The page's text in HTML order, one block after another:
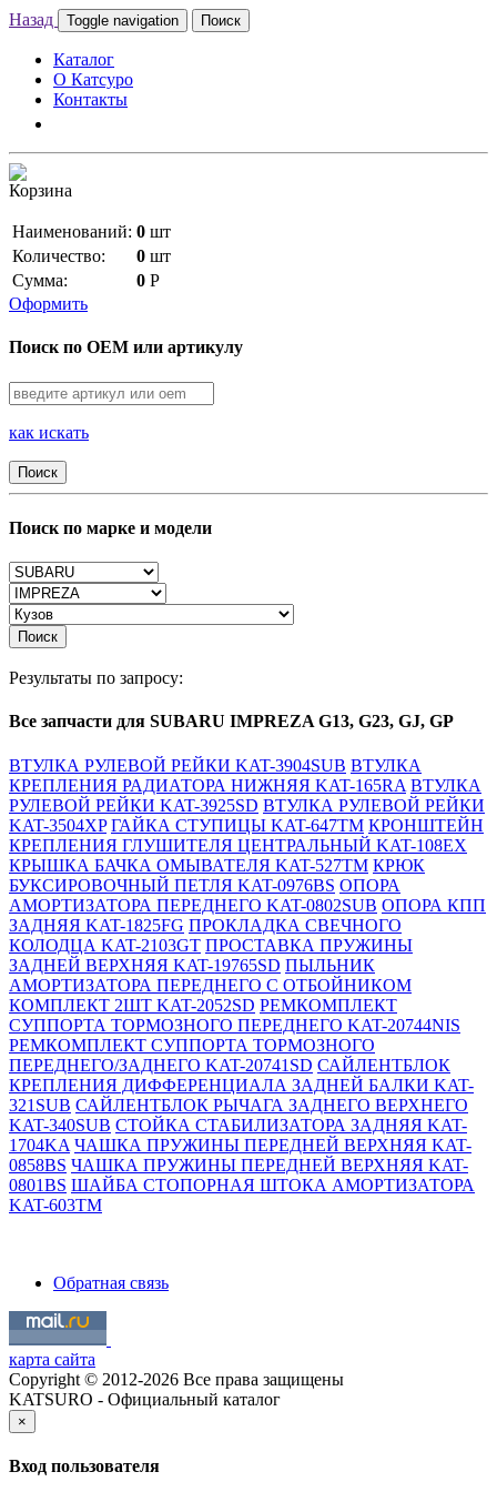
Назад Toggle navigation Поиск
Каталог
О Катсуро
Контакты
Корзина
Наименований: 0 шт
Количество:
0 шт
Сумма:
0 Р
Оформить
Поиск по OEM или артикулу
как искать
Поиск
Поиск по марке и модели
Поиск
Результаты по запросу:
Все запчасти для SUBARU IMPREZA G13, G23, GJ, GP
ВТУЛКА РУЛЕВОЙ РЕЙКИ KAT-3904SUB ВТУЛКА
КРЕПЛЕНИЯ РАДИАТОРА НИЖНЯЯ KAT-165RA ВТУЛКА
РУЛЕВОЙ РЕЙКИ KAT-3925SD ВТУЛКА РУЛЕВОЙ РЕЙКИ
KAT-3504XP ГАЙКА СТУПИЦЫ KAT-647TM КРОНШТЕЙН
КРЕПЛЕНИЯ ГЛУШИТЕЛЯ ЦЕНТРАЛЬНЫЙ KAT-108EX
КРЫШКА БАЧКА ОМЫВАТЕЛЯ KAT-527TM КРЮК
БУКСИРОВОЧНЫЙ ПЕТЛЯ KAT-0976BS ОПОРА
АМОРТИЗАТОРА ПЕРЕДНЕГО KAT-0802SUB ОПОРА КПП
ЗАДНЯЯ KAT-1825FG ПРОКЛАДКА СВЕЧНОГО
КОЛОДЦА KAT-2103GT ПРОСТАВКА ПРУЖИНЫ
ЗАДНЕЙ ВЕРХНЯЯ KAT-19765SD ПЫЛЬНИК
АМОРТИЗАТОРА ПЕРЕДНЕГО С ОТБОЙНИКОМ
КОМПЛЕКТ 2ШТ KAT-2052SD РЕМКОМПЛЕКТ
СУППОРТА ТОРМОЗНОГО ПЕРЕДНЕГО KAT-20744NIS
РЕМКОМПЛЕКТ СУППОРТА ТОРМОЗНОГО
ПЕРЕДНЕГО/ЗАДНЕГО KAT-20741SD САЙЛЕНТБЛОК
КРЕПЛЕНИЯ ДИФФЕРЕНЦИАЛА ЗАДНЕЙ БАЛКИ KAT-
321SUB САЙЛЕНТБЛОК РЫЧАГА ЗАДНЕГО ВЕРХНЕГО
KAT-340SUB СТОЙКА СТАБИЛИЗАТОРА ЗАДНЯЯ KAT-
1704KA ЧАШКА ПРУЖИНЫ ПЕРЕДНЕЙ ВЕРХНЯЯ KAT-
0858BS ЧАШКА ПРУЖИНЫ ПЕРЕДНЕЙ ВЕРХНЯЯ KAT-
0801BS ШАЙБА СТОПОРНАЯ ШТОКА АМОРТИЗАТОРА
KAT-603TM
Обратная связь
карта сайта
Copyright © 2012-2026 Все права защищены
KATSURO - Официальный каталог
×
Вход пользователя